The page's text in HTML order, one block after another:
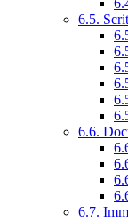
6.5.
6.6.
6.7.